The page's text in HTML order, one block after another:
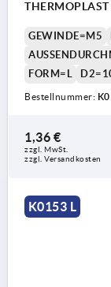
GEWINDE=M5
FORM=L
Bestellnummer:
1,36 €
zzgl. MwSt.
zzgl. Versandkosten
K0153 L